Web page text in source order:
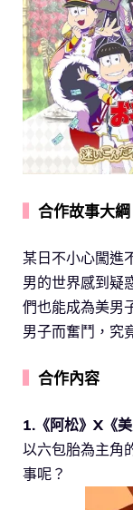
合作故事大綱
某日不小心闖進
男的世界感到疑
們也能成為美男
男子而奮鬥，究
合作內容
1.《阿松》X《
以六包胎為主角
事呢？